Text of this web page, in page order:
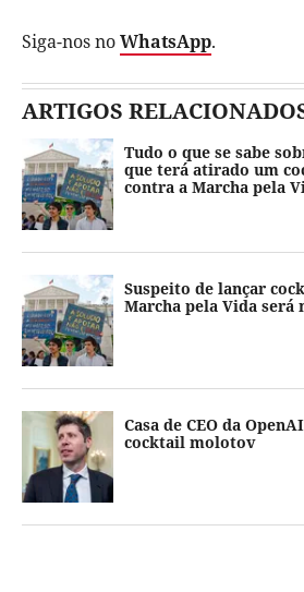
Siga-nos noWhatsApp.
ARTIGOS
Tudo o que se sabe
que terá atirado um
contra a Marcha pela
Suspeito de lançar
Marcha pela Vida será
Casa de CEO da
cocktail molotov